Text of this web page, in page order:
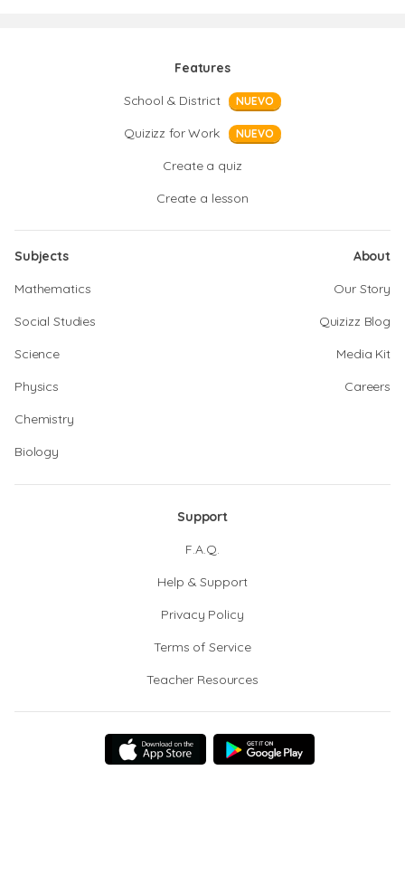
Features
School & District
NUEVO
Quizizz for Work NUEVO
Create a quiz
Create a lesson
Subjects
Mathematics
Social Studies
Science
Physics
Chemistry
Biology
About
Our Story
Quizizz Blog
Media Kit
Careers
Support
F.A.Q.
Help & Support
Privacy Policy
Terms of Service
Teacher Resources